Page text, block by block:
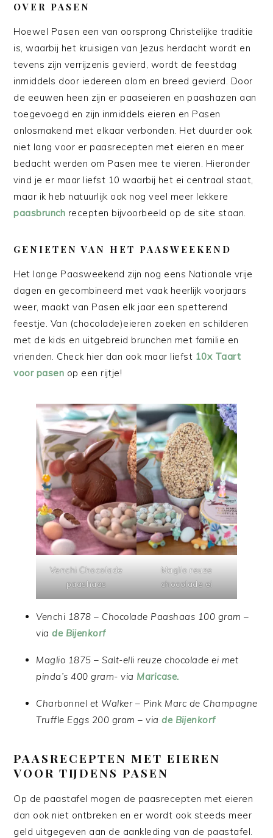
OVER PASEN
Hoewel Pasen een van oorsprong Christelijke traditie
is, waarbij het kruisigen van Jezus herdacht wordt en
tevens zijn verrijzenis gevierd, wordt de feestdag
inmiddels door iedereen alom en breed gevierd. Door
de eeuwen heen zijn er paaseieren en paashazen aan
toegevoegd en zijn inmiddels eieren en Pasen
onlosmakend met elkaar verbonden. Het duurder ook
niet lang voor er paasrecepten met eieren en meer
bedacht werden om Pasen mee te vieren. Hieronder
vind je er maar liefst 10 waarbij het ei centraal staat,
maar ik heb natuurlijk ook nog veel meer lekkere
paasbrunch recepten bijvoorbeeld op de site staan.
GENIETEN VAN HET PAASWEEKEND
Het lange Paasweekend zijn nog eens Nationale vrije
dagen en gecombineerd met vaak heerlijk voorjaars
weer, maakt van Pasen elk jaar een spetterend
feestje. Van (chocolade)eieren zoeken en schilderen
met de kids en uitgebreid brunchen met familie en
vrienden. Check hier dan ook maar liefst 10x Taart
voor pasen op een rijtje!
Venchi Chocolade
paashaas
Maglio reuze
chocolade ei
Venchi 1878 – Chocolade Paashaas 100 gram –
viade Bijenkorf
Maglio 1875 – Salt-elli reuze chocolade ei met
pinda’s 400 gram- via Maricase.
Charbonnel et Walker – Pink Marc de Champagne
Truffle Eggs 200 gram – viade Bijenkorf
PAASRECEPTEN MET EIEREN
VOOR TIJDENS PASEN
Op de paastafel mogen de paasrecepten met eieren
dan ook niet ontbreken en er wordt ook steeds meer
geld uitgegeven aan de aankleding van de paastafel.